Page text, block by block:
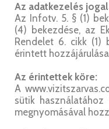
Az adatkezelés
Az Infotv. 5. § (1)
(4) bekezdése, az
Rendelet 6. cikk
érintett hozzájárulása
Az érintettek köre:
A
sütik használatához
megnyomásával